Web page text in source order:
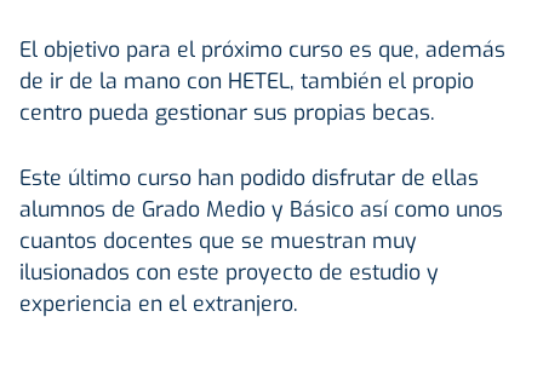
El objetivo para el próximo curso es que, además
de ir de la mano con HETEL, también el propio
centro pueda gestionar sus propias becas.
Este último curso han podido disfrutar de ellas
alumnos de Grado Medio y Básico así como unos
cuantos docentes que se muestran muy
ilusionados con este proyecto de estudio y
experiencia en el extranjero.